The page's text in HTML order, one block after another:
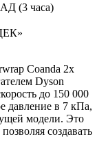
(3 часа)
Coanda 2x
Dyson
до 150 000
давление в 7 кПа,
модели. Это
создавать